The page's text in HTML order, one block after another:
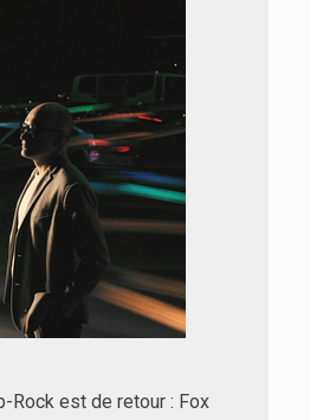
Rock est de retour : Fox